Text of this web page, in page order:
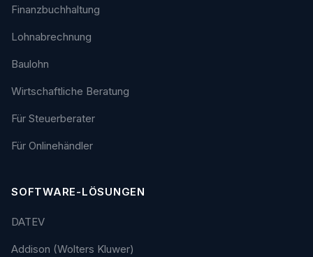
Finanzbuchhaltung
Lohnabrechnung
Baulohn
Wirtschaftliche Beratung
Für Steuerberater
Für Onlinehändler
SOFTWARE-LÖSUNGEN
DATEV
Addison (Wolters Kluwer)